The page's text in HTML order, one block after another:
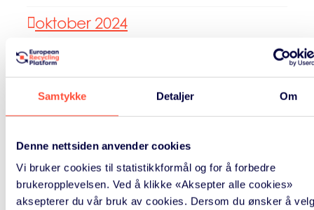
Samtykke Detaljer Om
Denne nettsiden anvender cookies
Vi bruker cookies til statistikkformål og for å forbedre
brukeropplevelsen. Ved å klikke «Aksepter alle cookies»
aksepterer du vår bruk av cookies. Dersom du ønsker å
oktober 2024
november 2022
oktober 2022
mai 2022
september 2021
juli 2021